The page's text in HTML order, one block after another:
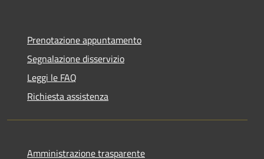
Prenotazione appuntamento
Segnalazione disservizio
Leggi le FAQ
Richiesta assistenza
Amministrazione trasparente